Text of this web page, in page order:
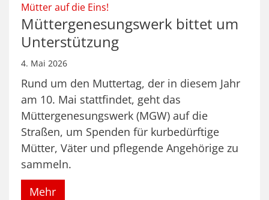
Mütter auf die Eins!
Müttergenesungswerk bittet um
Unterstützung
4. Mai 2026
Rund um den Muttertag, der in diesem Jahr
am 10. Mai stattfindet, geht das
Müttergenesungswerk (MGW) auf die
Straßen, um Spenden für kurbedürftige
Mütter, Väter und pflegende Angehörige zu
sammeln.
Mehr